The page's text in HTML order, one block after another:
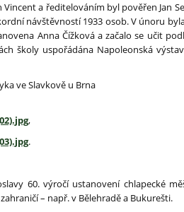
a ředitelováním byl pověřen Jan
návštěvností 1933 osob. V únoru
Anna Čížková a začalo se učit
školy uspořádána Napoleonská
ve Slavkově u Brna
,
.
60. výročí ustanovení chlapecké
– např. v Bělehradě a Bukurešti.